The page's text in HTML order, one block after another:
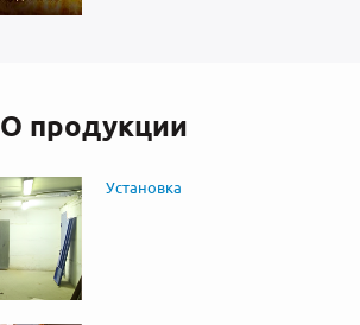
О продукции
Установка